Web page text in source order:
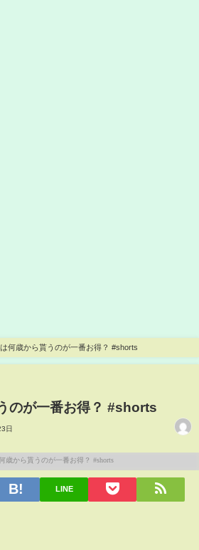
何歳から貰うのが一番お得？ #shorts
のが一番お得？ #shorts
日
LINE